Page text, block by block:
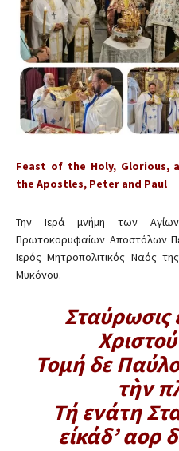
Feast of the Holy, Glorious,
the Apostles, Peter and Paul
Την Ιερά μνήμη των
Πρωτοκορυφαίων Αποστόλων
Ιερός Μητροπολιτικός Ναός
Μυκόνου.
Σταύρωσις
Τομή δε
τὴν
Τή ενάτη
είκάδ’ αορ